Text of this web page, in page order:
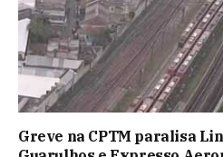
Greve na CPTM paralisa